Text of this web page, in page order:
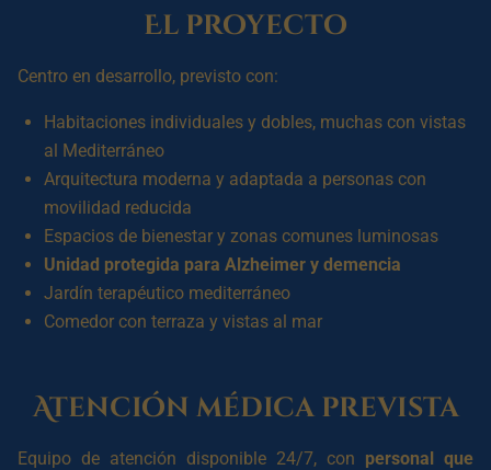
El proyecto
Centro en desarrollo, previsto con:
Habitaciones individuales y dobles, muchas con vistas
al Mediterráneo
Arquitectura moderna y adaptada a personas con
movilidad reducida
Espacios de bienestar y zonas comunes luminosas
Unidad protegida para Alzheimer y demencia
Jardín terapéutico mediterráneo
Comedor con terraza y vistas al mar
Atención médica prevista
Equipo de atención disponible 24/7, con personal que